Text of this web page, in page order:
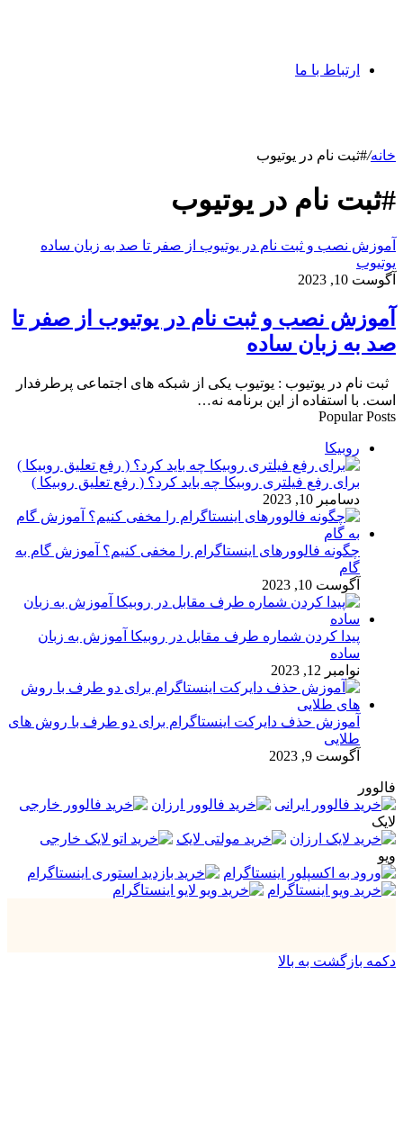
ارتباط با ما
خانه/#ثبت نام در یوتیوب
#ثبت نام در یوتیوب
آموزش نصب و ثبت نام در یوتیوب از صفر تا صد به زبان ساده
یوتیوب
آگوست 10, 2023
آموزش نصب و ثبت نام در یوتیوب از صفر تا
صد به زبان ساده
ثبت نام در یوتیوب : یوتیوب یکی از شبکه های اجتماعی پرطرفدار
است. با استفاده از این برنامه نه…
Popular Posts
روبیکا
برای رفع فیلتری روبیکا چه باید کرد؟ ( رفع تعلیق روبیکا )
دسامبر 10, 2023
چگونه فالوورهای اینستاگرام را مخفی کنیم؟ آموزش گام به
گام
آگوست 10, 2023
پیدا کردن شماره طرف مقابل در روبیکا آموزش به زبان
ساده
نوامبر 12, 2023
آموزش حذف دایرکت اینستاگرام برای دو طرف با روش های
طلایی
آگوست 9, 2023
فالوور
لایک
ویو
دکمه بازگشت به بالا